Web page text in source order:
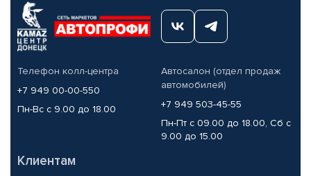
Телефон колл-центра
+7 949 00-00-550
Пн-Вс с 9.00 до 18.00
Автосалон (отдел продаж
автомобилей)
+7 949 503-45-55
Пн-Пт с 09.00 до 18.00, Сб с
9.00 до 15.00
Клиентам